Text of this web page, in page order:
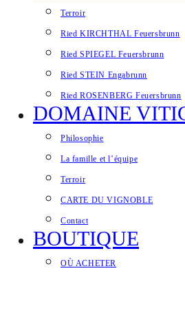
Terroir
Ried KIRCHTHAL Feuersbrunn
Ried SPIEGEL Feuersbrunn
Ried STEIN Engabrunn
Ried ROSENBERG Feuersbrunn
DOMAINE
Philosophie
La famille et l’équipe
Terroir
CARTE DU VIGNOBLE
Contact
BOUTIQUE
OÙ ACHETER